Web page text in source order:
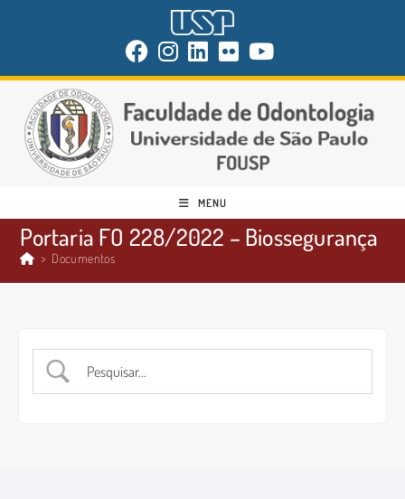
MENU
Portaria FO 228/2022 – Biossegurança
> Documentos